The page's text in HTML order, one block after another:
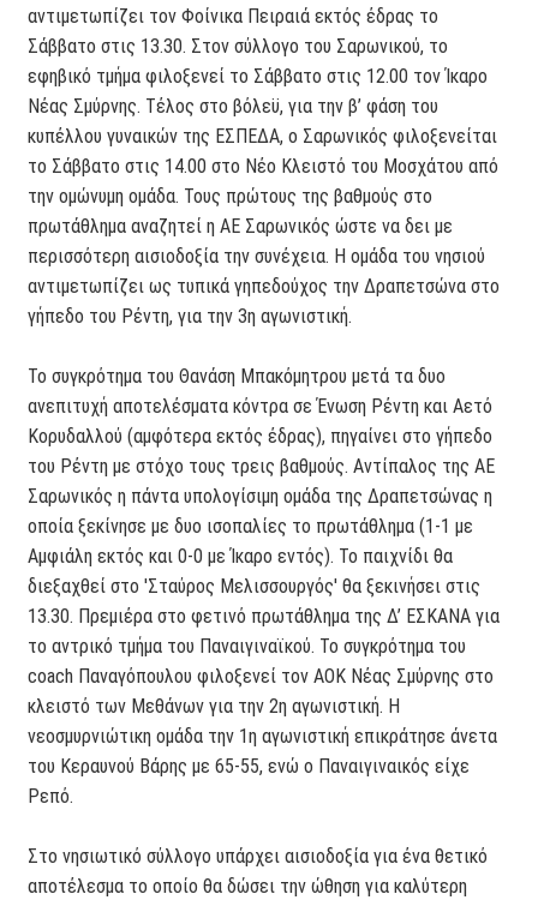
αντιμετωπίζει τον Φοίνικα Πειραιά εκτός έδρας το
Σάββατο στις 13.30. Στον σύλλογο του Σαρωνικού, το
εφηβικό τμήμα φιλοξενεί το Σάββατο στις 12.00 τον Ίκαρο
Νέας Σμύρνης. Τέλος στο βόλεϋ, για την β’ φάση του
κυπέλλου γυναικών της ΕΣΠΕΔΑ, ο Σαρωνικός φιλοξενείται
το Σάββατο στις 14.00 στο Νέο Κλειστό του Μοσχάτου από
την ομώνυμη ομάδα. Τους πρώτους της βαθμούς στο
πρωτάθλημα αναζητεί η ΑΕ Σαρωνικός ώστε να δει με
περισσότερη αισιοδοξία την συνέχεια. Η ομάδα του νησιού
αντιμετωπίζει ως τυπικά γηπεδούχος την Δραπετσώνα στο
γήπεδο του Ρέντη, για την 3η αγωνιστική.
Το συγκρότημα του Θανάση Μπακόμητρου μετά τα δυο
ανεπιτυχή αποτελέσματα κόντρα σε Ένωση Ρέντη και Αετό
Κορυδαλλού (αμφότερα εκτός έδρας), πηγαίνει στο γήπεδο
του Ρέντη με στόχο τους τρεις βαθμούς. Αντίπαλος της ΑΕ
Σαρωνικός η πάντα υπολογίσιμη ομάδα της Δραπετσώνας η
οποία ξεκίνησε με δυο ισοπαλίες το πρωτάθλημα (1-1 με
Αμφιάλη εκτός και 0-0 με Ίκαρο εντός). Το παιχνίδι θα
διεξαχθεί στο 'Σταύρος Μελισσουργός' θα ξεκινήσει στις
13.30. Πρεμιέρα στο φετινό πρωτάθλημα της Δ’ ΕΣΚΑΝΑ για
το αντρικό τμήμα του Παναιγιναϊκού. Το συγκρότημα του
coach Παναγόπουλου φιλοξενεί τον ΑΟΚ Νέας Σμύρνης στο
κλειστό των Μεθάνων για την 2η αγωνιστική. Η
νεοσμυρνιώτικη ομάδα την 1η αγωνιστική επικράτησε άνετα
του Κεραυνού Βάρης με 65-55, ενώ ο Παναιγιναικός είχε
Ρεπό.
Στο νησιωτικό σύλλογο υπάρχει αισιοδοξία για ένα θετικό
αποτέλεσμα το οποίο θα δώσει την ώθηση για καλύτερη